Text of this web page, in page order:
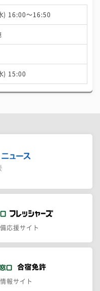
) 16:00〜16:50
) 15:00
応援サイト
報サイト